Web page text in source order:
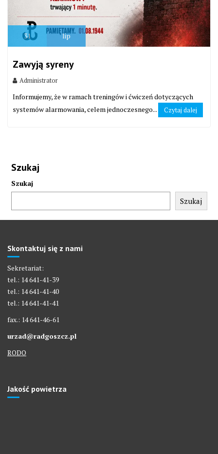
31 lip
Zawyją syreny
Administrator
Informujemy, że w ramach treningów i ćwiczeń dotyczących
systemów alarmowania, celem jednoczesnego...
Czytaj dalej
Szukaj
Szukaj
Szukaj
Skontaktuj się z nami
Sekretariat:
tel.: 14 641-41-39
tel.: 14 641-41-40
tel.: 14 641-41-41
fax.: 14 641-46-61
urzad@radgoszcz.pl
RODO
Jakość powietrza